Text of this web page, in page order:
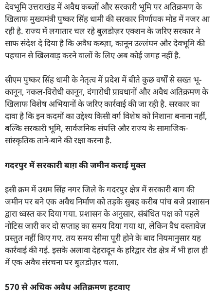
देवभूमि उत्तराखंड में अवैध कब्ज़ों और सरकारी भूमि पर अतिक्रमण के
खिलाफ मुख्यमंत्री पुष्कर सिंह धामी की सरकार निर्णायक मोड में नजर आ
रही है. राज्य में लगातार चल रहे बुलडोज़र एक्शन के जरिए सरकार ने
साफ संदेश दे दिया है कि अवैध कब्ज़ा, कानून उल्लंघन और देवभूमि की
पहचान से खिलवाड़ करने वालों के लिए अब कोई जगह नहीं है.
सीएम पुष्कर सिंह धामी के नेतृत्व में प्रदेश में बीते कुछ वर्षों से सख्त भू-
कानून, नकल-विरोधी कानून, दंगारोधी प्रावधानों और अवैध अतिक्रमण के
खिलाफ विशेष अभियानों के जरिए कार्रवाई की जा रही है. सरकार का
दावा है कि इन कदमों का उद्देश्य किसी वर्ग विशेष को निशाना बनाना नहीं,
बल्कि सरकारी भूमि, सार्वजनिक संपत्ति और राज्य के सामाजिक-
सांस्कृतिक ताने-बाने की रक्षा करना है.
गदरपुर में सरकारी बाग़ की जमीन कराई मुक्त
इसी क्रम में उधम सिंह नगर जिले के गदरपुर क्षेत्र में सरकारी बाग की
जमीन पर बने एक अवैध निर्माण को तड़के सुबह करीब पांच बजे प्रशासन
द्वारा ध्वस्त कर दिया गया. प्रशासन के अनुसार, संबंधित पक्ष को पहले
नोटिस जारी कर दो सप्ताह का समय दिया गया था, लेकिन वैध दस्तावेज़
प्रस्तुत नहीं किए गए. तय समय सीमा पूरी होने के बाद नियमानुसार यह
कार्रवाई की गई. इसके अलावा देहरादून के हरिद्वार रोड क्षेत्र में भी हाल ही
में एक अवैध संरचना पर बुलडोज़र चला.
570 से अधिक अवैध अतिक्रमण हटवाए